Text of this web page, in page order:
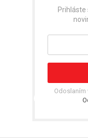
Prihláste
Odoslaním